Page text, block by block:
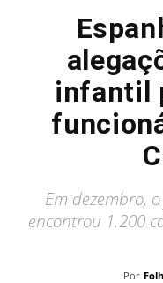
infantil
Em dezembro,
encontrou 1.200
Por